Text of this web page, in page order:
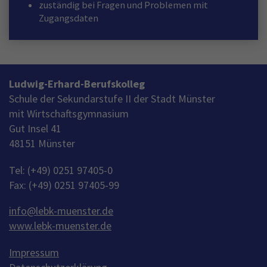
zuständig bei Fragen und Problemen mit
Zugangsdaten
Ludwig-Erhard-Berufskolleg
Schule der Sekundarstufe II der Stadt Münster
mit Wirtschaftsgymnasium
Gut Insel 41
48151 Münster
Tel: (+49) 0251 97405-0
Fax: (+49) 0251 97405-99
info@lebk-muenster.de
www.lebk-muenster.de
Impressum